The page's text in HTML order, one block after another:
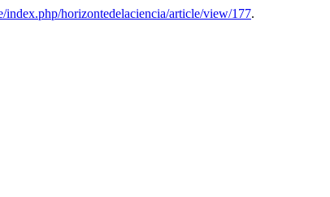
index.php/horizontedelaciencia/article/view/177.